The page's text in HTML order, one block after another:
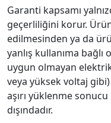
Garanti kapsamı
geçerliliğini korur.
edilmesinden ya da
yanlış kullanıma
uygun olmayan
veya yüksek voltaj
aşırı yüklenme
dışındadır.